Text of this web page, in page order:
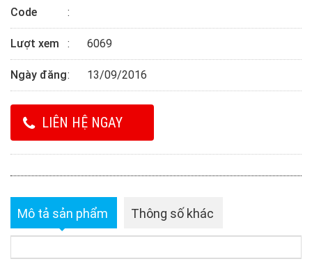
Code
Lượt xem 6069
Ngày đăng 13/09/2016
LIÊN HỆ NGAY
Mô tả sản phẩm Thông số khác